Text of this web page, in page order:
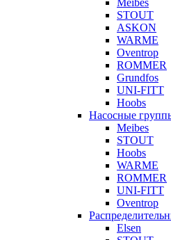
Meibes
STOUT
ASKON
WARME
Oventrop
ROMMER
Grundfos
UNI-FITT
Hoobs
Насосные
Meibes
STOUT
Hoobs
WARME
ROMMER
UNI-FITT
Oventrop
Elsen